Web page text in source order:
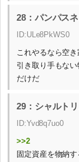
28：パンパス
ID:ULe8PkWS0
これやるなら空
引き取り手もな
だけだ
29：シャルト
ID:Yvd8q7uo0
>>2
固定資産を物納